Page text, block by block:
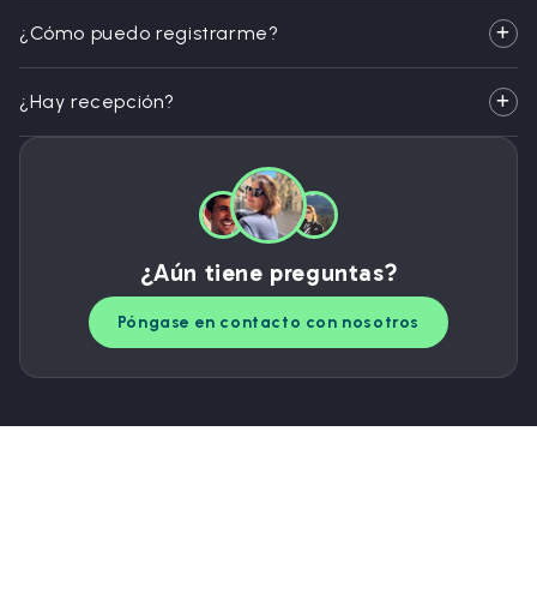
¿Cómo puedo registrarme?
¿Hay recepción?
¿Aún tiene preguntas?
Póngase en contacto con nosotros